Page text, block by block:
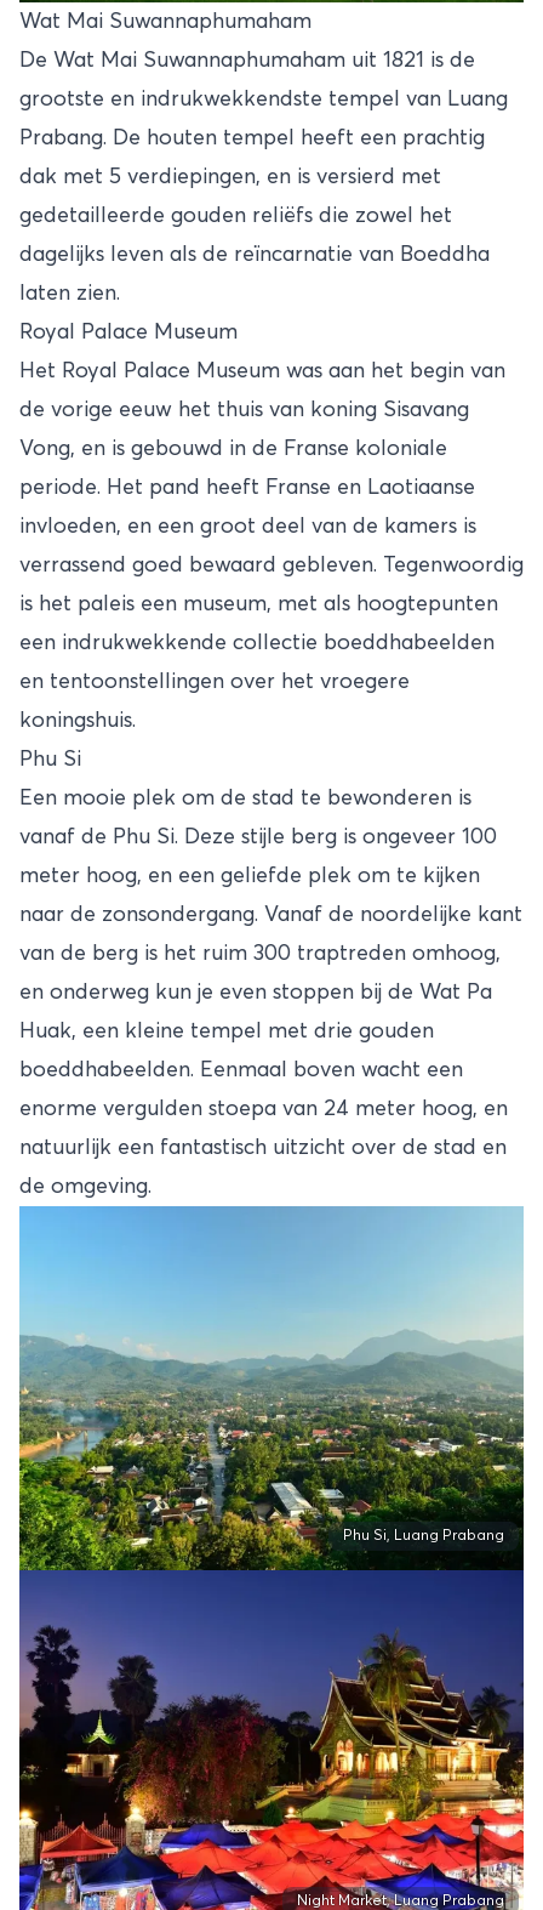
Wat Mai Suwannaphumaham
De Wat Mai Suwannaphumaham uit 1821 is de
grootste en indrukwekkendste tempel van Luang
Prabang. De houten tempel heeft een prachtig
dak met 5 verdiepingen, en is versierd met
gedetailleerde gouden reliëfs die zowel het
dagelijks leven als de reïncarnatie van Boeddha
laten zien.
Royal Palace Museum
Het Royal Palace Museum was aan het begin van
de vorige eeuw het thuis van koning Sisavang
Vong, en is gebouwd in de Franse koloniale
periode. Het pand heeft Franse en Laotiaanse
invloeden, en een groot deel van de kamers is
verrassend goed bewaard gebleven. Tegenwoordig
is het paleis een museum, met als hoogtepunten
een indrukwekkende collectie boeddhabeelden
en tentoonstellingen over het vroegere
koningshuis.
Phu Si
Een mooie plek om de stad te bewonderen is
vanaf de Phu Si. Deze stijle berg is ongeveer 100
meter hoog, en een geliefde plek om te kijken
naar de zonsondergang. Vanaf de noordelijke kant
van de berg is het ruim 300 traptreden omhoog,
en onderweg kun je even stoppen bij de Wat Pa
Huak, een kleine tempel met drie gouden
boeddhabeelden. Eenmaal boven wacht een
enorme vergulden stoepa van 24 meter hoog, en
natuurlijk een fantastisch uitzicht over de stad en
de omgeving.
Phu Si, Luang Prabang
Night Market, Luang Prabang